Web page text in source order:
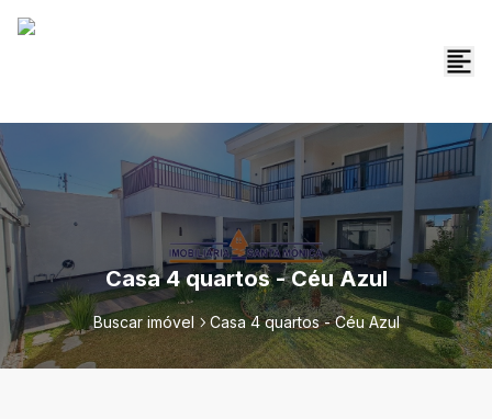
Casa 4 quartos - Céu Azul
Buscar imóvel Casa 4 quartos - Céu Azul